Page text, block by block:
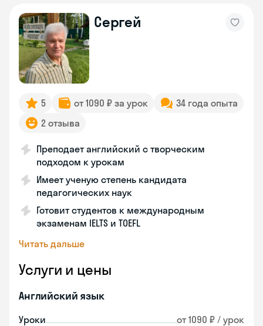
Сергей
5 от 1090 ₽ за урок
34 года опыта
2 отзыва
Преподает английский с творческим
подходом к урокам
Имеет ученую степень кандидата
педагогических наук
Готовит студентов к международным
экзаменам IELTS и TOEFL
Читать дальше
Услуги и цены
Английский язык
Уроки от 1090 ₽ / урок